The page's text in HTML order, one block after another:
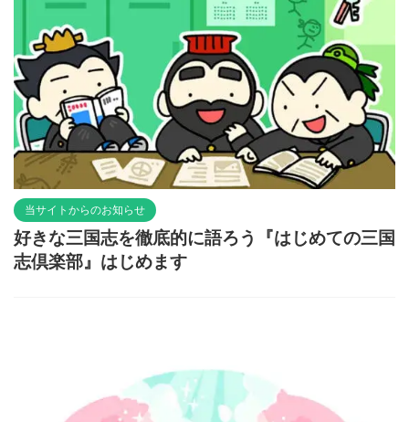
当サイトからのお知らせ
好きな三国志を徹底的に語ろう『はじめての三国
志倶楽部』はじめます